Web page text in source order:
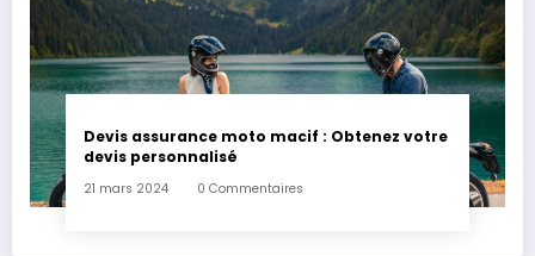
Devis assurance moto macif : Obtenez votre
devis personnalisé
21 mars 2024 0 Commentaires